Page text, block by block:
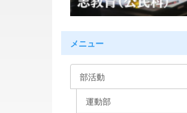
メニュー
部活動
運動部